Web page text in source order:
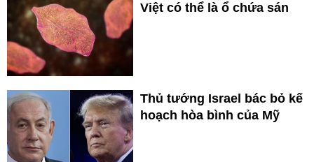
Việt có thể là ổ chứa sán
Thủ tướng Israel bác bỏ kế
hoạch hòa bình của Mỹ